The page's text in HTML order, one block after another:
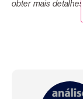
obter mais detalhes.